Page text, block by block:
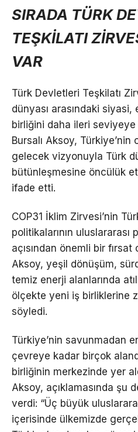
SIRADA TÜRK
TEŞKİLATI
VAR
Türk Devletleri Teşkilatı
dünyası arasındaki
birliğini daha ileri seviyeye
Bursalı Aksoy,
gelecek vizyonuyla Türk
bütünleşmesine öncülük
ifade etti.
COP31 İklim Zirvesi’nin
politikalarının uluslararası
açısından önemli bir fırsat
Aksoy, yeşil dönüşüm,
temiz enerji alanlarında
ölçekte yeni iş birliklerine
söyledi.
Türkiye’nin savunmadan
çevreye kadar birçok
birliğinin merkezinde yer
Aksoy, açıklamasında şu
verdi: “Üç büyük
içerisinde ülkemizde